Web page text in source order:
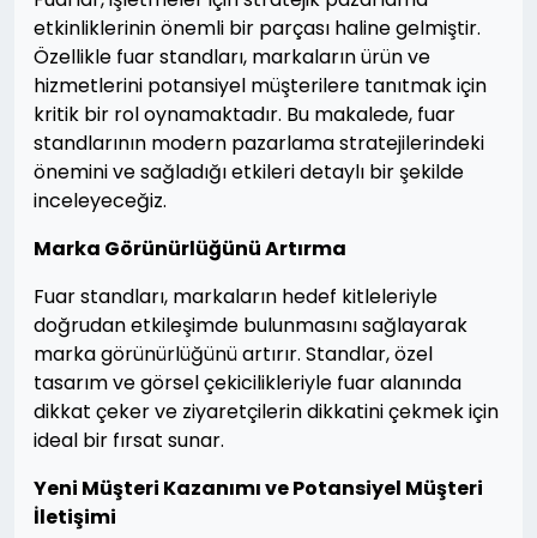
etkinliklerinin önemli bir parçası haline gelmiştir.
Özellikle fuar standları, markaların ürün ve
hizmetlerini potansiyel müşterilere tanıtmak için
kritik bir rol oynamaktadır. Bu makalede, fuar
standlarının modern pazarlama stratejilerindeki
önemini ve sağladığı etkileri detaylı bir şekilde
inceleyeceğiz.
Marka Görünürlüğünü Artırma
Fuar standları, markaların hedef kitleleriyle
doğrudan etkileşimde bulunmasını sağlayarak
marka görünürlüğünü artırır. Standlar, özel
tasarım ve görsel çekicilikleriyle fuar alanında
dikkat çeker ve ziyaretçilerin dikkatini çekmek için
ideal bir fırsat sunar.
Yeni Müşteri Kazanımı ve Potansiyel Müşteri
İletişimi